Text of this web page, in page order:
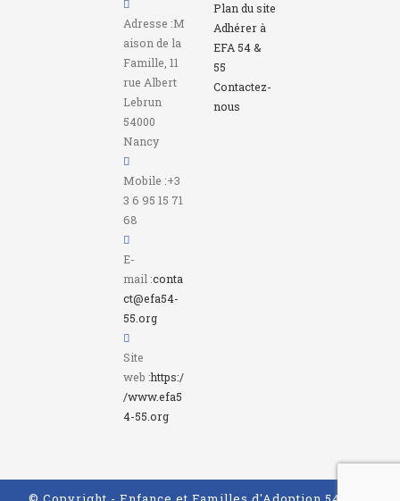
Adresse :M
aison de la
Famille, 11
rue Albert
Lebrun
54000
Nancy
Mobile :+3
3 6 95 15 71
68
E-
mail :conta
ct@efa54-
55.orgS’ouvre
application
Site
web :https:/
/www.efa5
4-55.org
Plan du site
Adhérer à
EFA 54 &
55
Contactez-
nous